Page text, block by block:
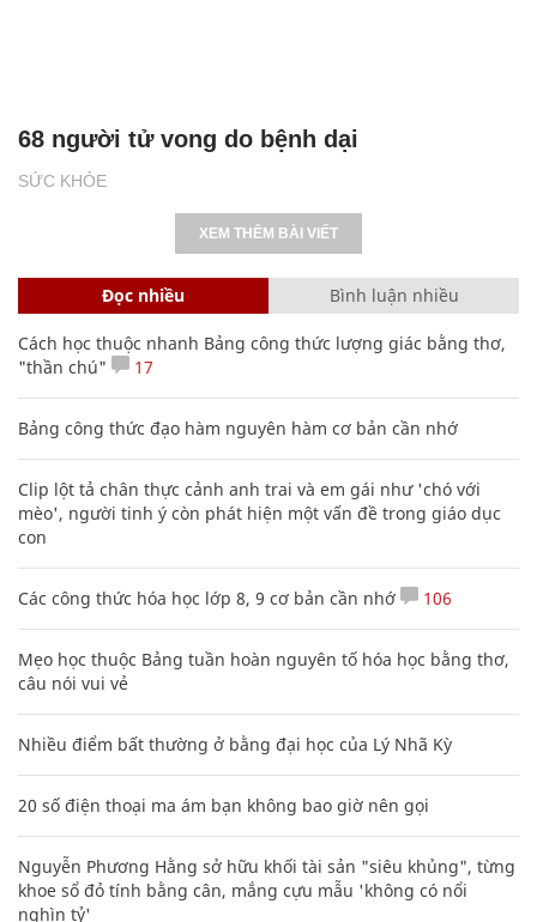
SỨC KHỎE
68 người tử vong do bệnh dại
XEM THÊM BÀI VIẾT
Đọc nhiều Bình luận nhiều
Cách học thuộc nhanh Bảng công thức lượng giác bằng thơ,
"thần chú"
17
Bảng công thức đạo hàm nguyên hàm cơ bản cần nhớ
Clip lột tả chân thực cảnh anh trai và em gái như 'chó với
mèo', người tinh ý còn phát hiện một vấn đề trong giáo dục
con
Các công thức hóa học lớp 8, 9 cơ bản cần nhớ 106
Mẹo học thuộc Bảng tuần hoàn nguyên tố hóa học bằng thơ,
câu nói vui vẻ
Nhiều điểm bất thường ở bằng đại học của Lý Nhã Kỳ
20 số điện thoại ma ám bạn không bao giờ nên gọi
Nguyễn Phương Hằng sở hữu khối tài sản "siêu khủng", từng
khoe sổ đỏ tính bằng cân, mắng cựu mẫu 'không có nổi
nghìn tỷ'